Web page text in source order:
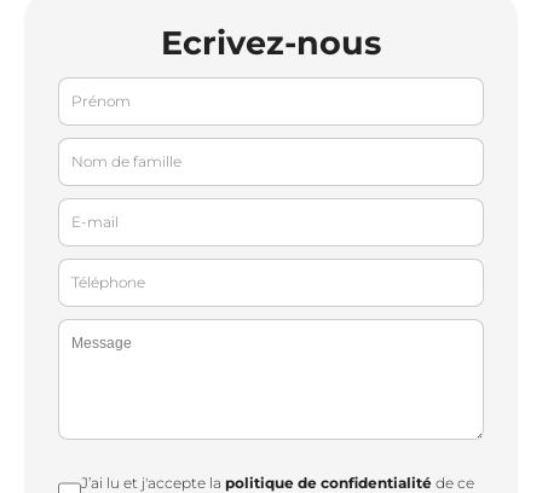
Ecrivez-nous
J’ai lu et j'accepte lapolitique de confidentialité de ce